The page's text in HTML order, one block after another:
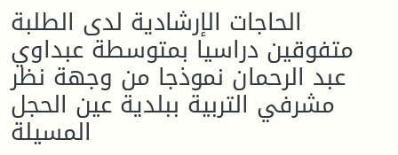
الحاجات الإرشادية لدى الطلبة
متفوقين دراسيا بمتوسطة عبداوي
عبد الرحمان نموذجا من وجهة نظر
مشرفي التربية ببلدية عين الحجل
المسيلة